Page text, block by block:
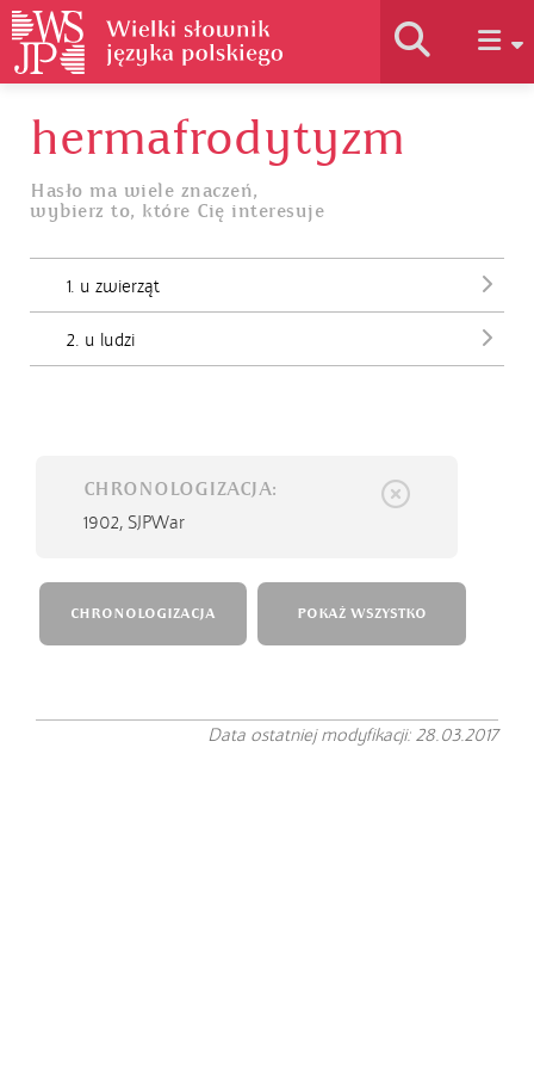
Historia słownika
Jak korzystać
hermafrodytyzm
Hasło ma wiele znaczeń,
wybierz to, które Cię interesuje
1. u zwierząt
2. u ludzi
CHRONOLOGIZACJA:
1902, SJPWar
CHRONOLOGIZACJA POKAŻ WSZYSTKO
Data ostatniej modyfikacji: 28.03.2017